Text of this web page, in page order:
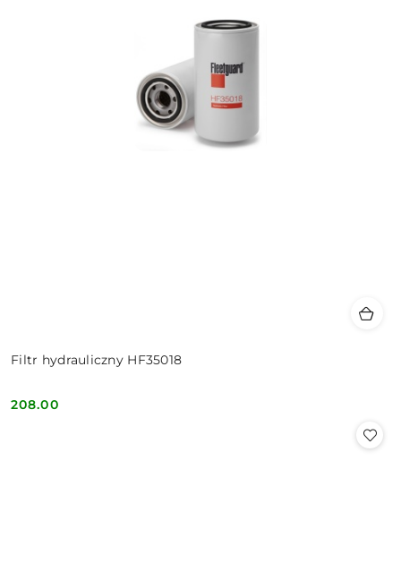
Filtr hydrauliczny HF35018
Cena:
208.00